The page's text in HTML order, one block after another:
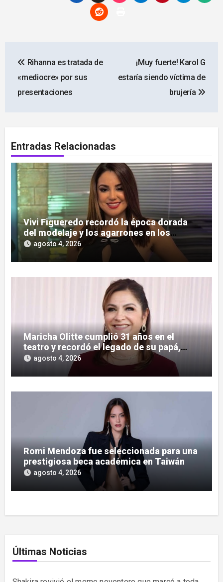
de
entradas
Rihanna es tratada de
«mediocre» por sus
presentaciones
¡Muy fuerte! Karol G
estaría siendo víctima de
brujería
Entradas Relacionadas
Vivi Figueredo recordó la época dorada
del modelaje y los agarrones en los
boliches
agosto 4, 2026
Maricha Olitte cumplió 31 años en el
teatro y recordó el legado de su papá,
José Olitte
agosto 4, 2026
Romi Mendoza fue seleccionada para una
prestigiosa beca académica en Taiwán
agosto 4, 2026
Últimas Noticias